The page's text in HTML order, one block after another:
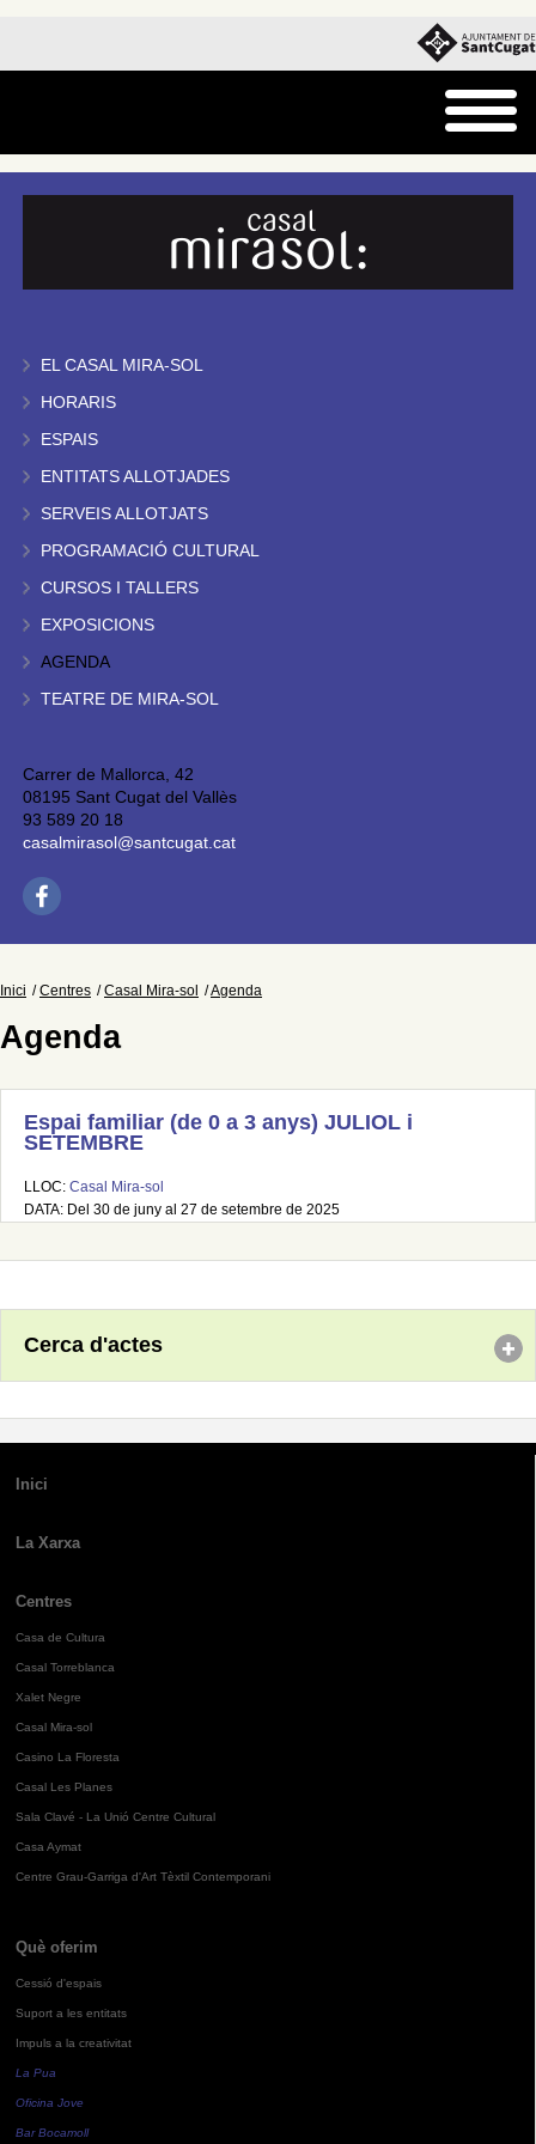
EL CASAL MIRA-SOL
HORARIS
ESPAIS
ENTITATS ALLOTJADES
SERVEIS ALLOTJATS
PROGRAMACIÓ CULTURAL
CURSOS I TALLERS
EXPOSICIONS
AGENDA
TEATRE DE MIRA-SOL
Carrer de Mallorca, 42
08195 Sant Cugat del Vallès
93 589 20 18
casalmirasol@santcugat.cat
Inici Centres Casal Mira-sol Agenda
Agenda
Espai familiar (de 0 a 3 anys) JULIOL i
SETEMBRE
LLOC: Casal Mira-sol
DATA: Del 30 de juny al 27 de setembre de 2025
Cerca d'actes
Inici
La Xarxa
Centres
Casa de Cultura
Casal Torreblanca
Xalet Negre
Casal Mira-sol
Casino La Floresta
Casal Les Planes
Sala Clavé - La Unió Centre Cultural
Casa Aymat
Centre Grau-Garriga d'Art Tèxtil Contemporani
Què oferim
Cessió d'espais
Suport a les entitats
Impuls a la creativitat
La Pua
Oficina Jove
Bar Bocamoll